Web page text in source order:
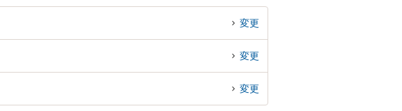
変更
変更
変更